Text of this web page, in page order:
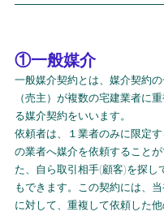
①一般媒介
一般媒介契約とは、媒介契約
（売主）が複数の宅建業者に
る媒介契約をいいます。
依頼者は、１業者のみに限定
の業者へ媒介を依頼することが
た、自ら取引相手(顧客)を探し
もできます。この契約には、
に対して、重複して依頼した